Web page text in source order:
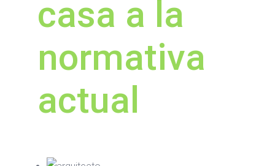
casa a la
normativa
actual